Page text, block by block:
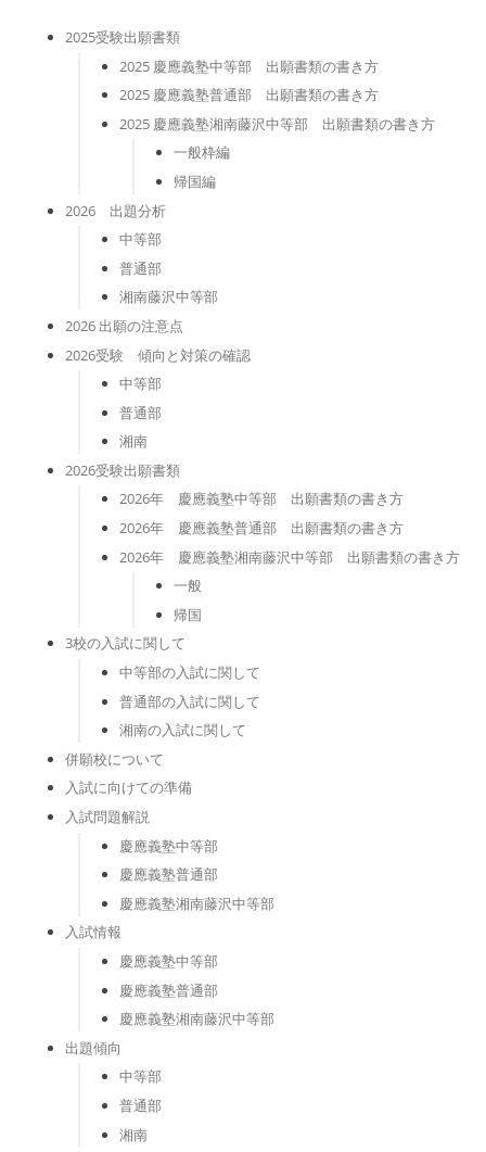
2025受験出願書類
2025 慶應義塾中等部 出願書類の書き方
2025 慶應義塾普通部 出願書類の書き方
2025 慶應義塾湘南藤沢中等部 出願書類の書き方
一般枠編
帰国編
2026 出題分析
中等部
普通部
湘南藤沢中等部
2026 出願の注意点
2026受験 傾向と対策の確認
中等部
普通部
湘南
2026受験出願書類
2026年 慶應義塾中等部 出願書類の書き方
2026年 慶應義塾普通部 出願書類の書き方
2026年 慶應義塾湘南藤沢中等部 出願書類の書き方
一般
帰国
3校の入試に関して
中等部の入試に関して
普通部の入試に関して
湘南の入試に関して
併願校について
入試に向けての準備
入試問題解説
慶應義塾中等部
慶應義塾普通部
慶應義塾湘南藤沢中等部
入試情報
慶應義塾中等部
慶應義塾普通部
慶應義塾湘南藤沢中等部
出題傾向
中等部
普通部
湘南